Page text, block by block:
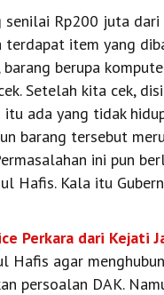
Rp200 juta dari
terdapat item yang
berupa
Setelah kita cek,
ada yang tidak
barang tersebut
ini pun
Hafis. Kala itu
Perkara dari Kejati
Hafis agar
persoalan DAK.